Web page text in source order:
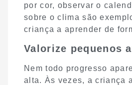
por cor, observar o
sobre o clima são
criança a aprender de
Valorize pequenos
Nem todo progresso
alta. Às vezes, a criança